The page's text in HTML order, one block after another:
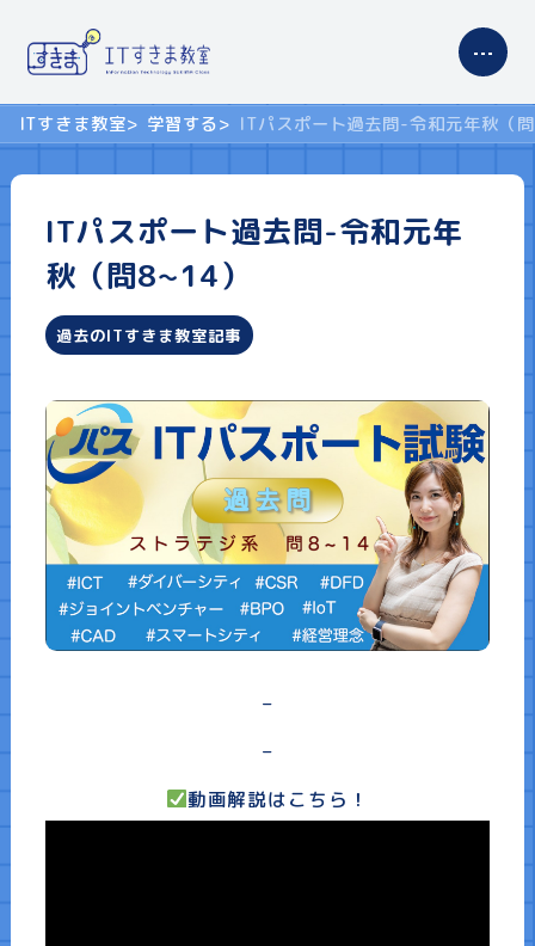
コンテンツ案内
学習する
基本情報技術者試験
高等学校 情報科
プロフィール
講演依頼
お知らせ・コラム
ITすきま教室 学習する ITパスポート過去問-令和元年秋（
ITパスポート過去問-令和元年
秋（問8~14）
過去のITすきま教室記事
–
–
動画解説はこちら！